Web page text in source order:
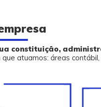
constituição,
atuamos: áreas